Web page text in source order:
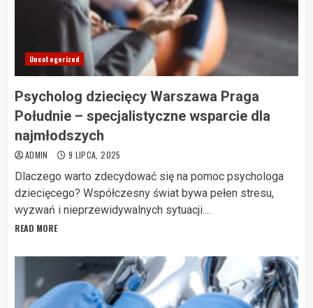
Uncategorized
Psycholog dziecięcy Warszawa Praga
Południe – specjalistyczne wsparcie dla
najmłodszych
ADMIN 9 LIPCA, 2025
Dlaczego warto zdecydować się na pomoc psychologa
dziecięcego? Współczesny świat bywa pełen stresu,
wyzwań i nieprzewidywalnych sytuacji....
READ MORE